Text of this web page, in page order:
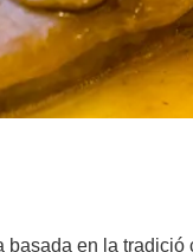
en la